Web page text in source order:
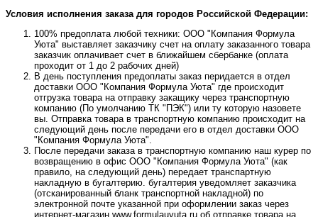
Условия исполнения заказа для городов Российской Федерации:
100% предоплата любой техники: ООО "Компания Формула
Уюта" выставляет заказчику счет на оплату заказанного товара
заказчик оплачивает счет в ближайшем сбербанке (оплата
проходит от 1 до 2 рабочих дней)
В день поступления предоплаты заказ перидается в отдел
доставки ООО "Компания Формула Уюта" где происходит
отгрузка товара на отправку закащику через транспортную
компанию (По умолчанию ТК "ПЭК") или ту которую назовете
вы. Отправка товара в транспортную компанию происходит на
следующий день после передачи его в отдел доставки ООО
"Компания Формула Уюта".
После передачи заказа в транспортную компанию наш курер по
возвращению в офис ООО "Компания Формула Уюта" (как
правило, на следующий день) передает транспартную
накладную в бугалтерию. бугалтерия уведомляет заказчика
(отсканированный бланк транспортной накладной) по
электронной почте указанной при оформлении заказ через
интернет-магазин www.formulauyuta.ru об отправке товара на